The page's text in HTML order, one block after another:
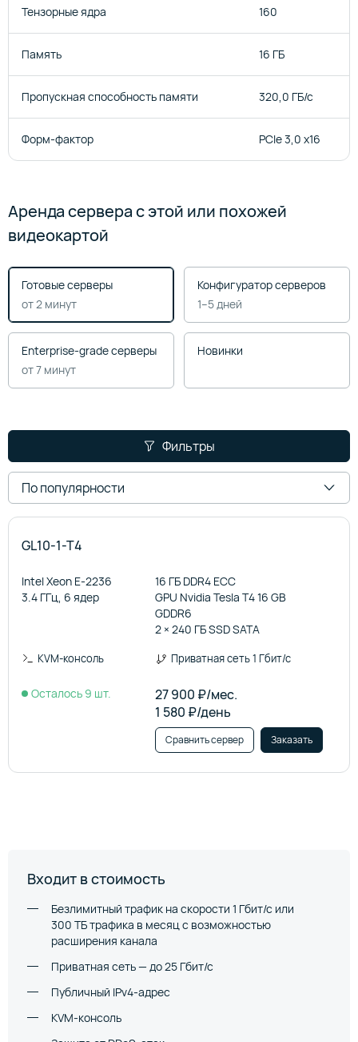
Тензорные ядра 160
Память 16 ГБ
Пропускная способность памяти 320,0 ГБ/с
Форм-фактор PCIe 3,0 x16
Аренда сервера с этой или похожей
видеокартой
Готовые серверы
от 2 минут
Конфигуратор серверов
1–5 дней
Enterprise-grade серверы
от 7 минут
Новинки
По популярности
Фильтры
GL10-1-T4
Осталось 9 шт.
Intel Xeon E-2236
3.4 ГГц, 6 ядер
16 ГБ DDR4 ECC
GPU Nvidia Tesla T4 16 GB
GDDR6
2 × 240 ГБ SSD SATA
27 900 ₽/мес.
1 580 ₽/день
KVM-консоль Приватная сеть 1 Гбит/с
Сравнить сервер Заказать
Входит в стоимость
Безлимитный трафик на скорости 1 Гбит/с или
300 ТБ трафика в месяц с возможностью
расширения канала
Приватная сеть — до 25 Гбит/с
Публичный IPv4-адрес
KVM-консоль